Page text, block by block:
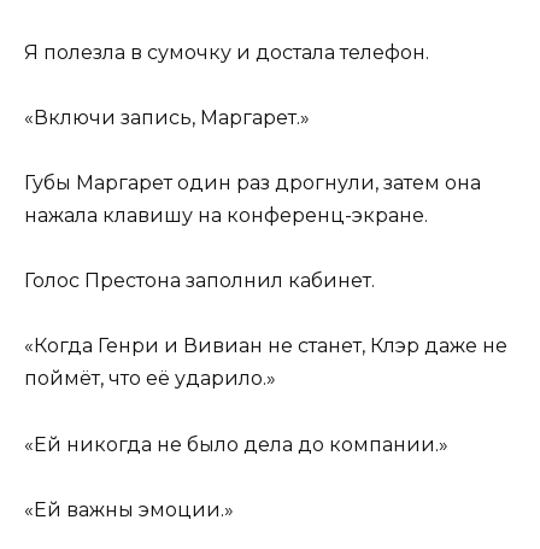
Я полезла в сумочку и достала телефон.
«Включи запись, Маргарет.»
Губы Маргарет один раз дрогнули, затем она
нажала клавишу на конференц-экране.
Голос Престона заполнил кабинет.
«Когда Генри и Вивиан не станет, Клэр даже не
поймёт, что её ударило.»
«Ей никогда не было дела до компании.»
«Ей важны эмоции.»